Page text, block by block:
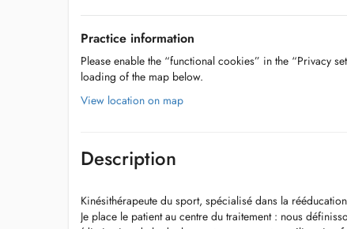
Practice information
Please enable the “functional cookies” in the “Privacy
loading of the map below.
View location on map
Description
Kinésithérapeute du sport, spécialisé dans la
Je place le patient au centre du traitement : nous